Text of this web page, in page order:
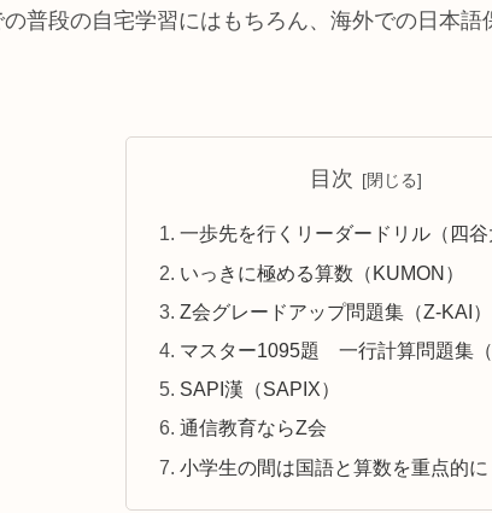
の普段の自宅学習にはもちろん、海外での日本
目次
一歩先を行くリーダードリル（四谷
いっきに極める算数（KUMON）
Z会グレードアップ問題集（Z-KAI）
マスター1095題 一行計算問題集（
SAPI漢（SAPIX）
通信教育ならZ会
小学生の間は国語と算数を重点的に